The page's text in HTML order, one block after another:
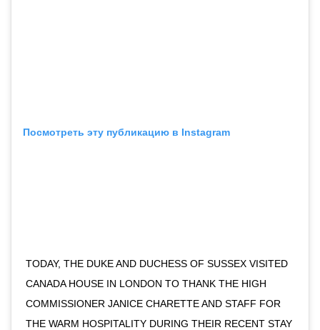
Посмотреть эту публикацию в Instagram
TODAY, THE DUKE AND DUCHESS OF SUSSEX VISITED
CANADA HOUSE IN LONDON TO THANK THE HIGH
COMMISSIONER JANICE CHARETTE AND STAFF FOR
THE WARM HOSPITALITY DURING THEIR RECENT STAY